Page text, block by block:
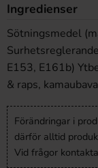
Ingredienser
Sötningsmedel
E153, E161b)
& raps,
Förändringar i
därför alltid
Vid frågor